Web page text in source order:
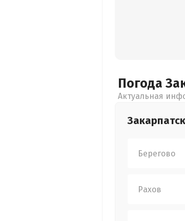
Погода
Актуальная
Берегово
Рахов